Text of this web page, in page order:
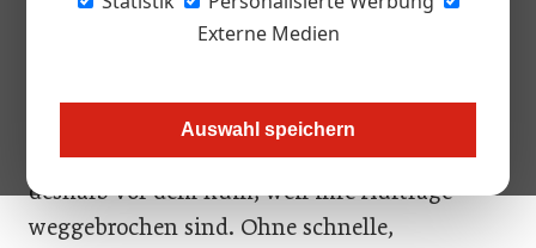
Externe Medien
Auswahl speichern
haben geschlossen, bekommen
Unterstützungszahlungen – zumindest bis in
von der Politik aber bislang vergessen. Viele
Lebensmittel-Händler im B2B-Bereich stehen
deshalb vor dem Ruin, weil ihre Aufträge
weggebrochen sind. Ohne schnelle,